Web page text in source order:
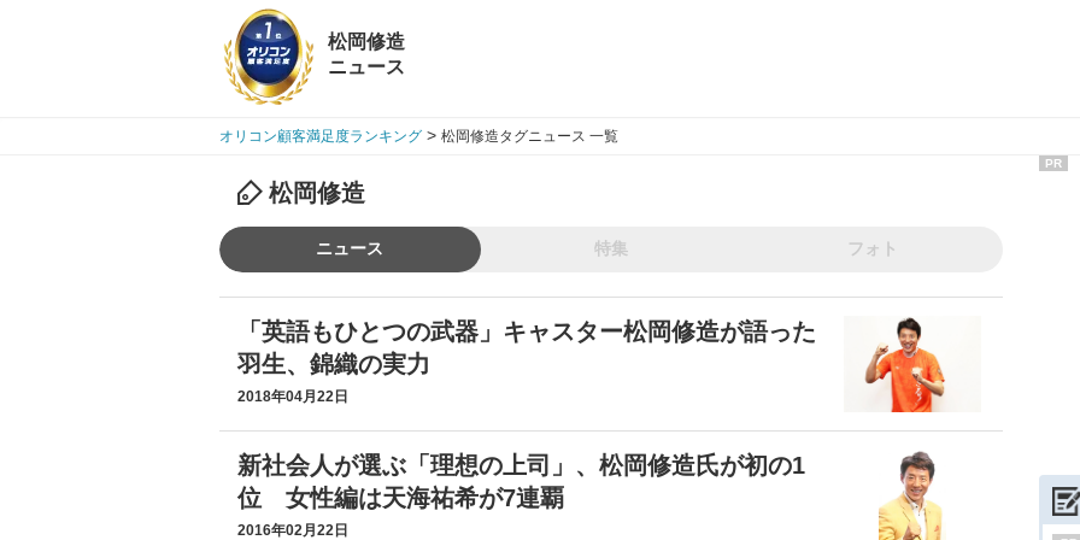
松岡修造
ニュース
オリコン顧客満足度ランキング > 松岡修造タグニュース 一覧
松岡修造
ニュース 特集 フォト
「英語もひとつの武器」キャスター松岡修造が語った
羽生、錦織の実力
2018年04月22日
新社会人が選ぶ「理想の上司」、松岡修造氏が初の1
位 女性編は天海祐希が7連覇
2016年02月22日
PR